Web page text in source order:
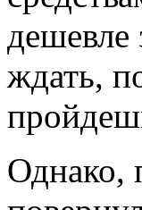
дешевле
ждать,
Однако,